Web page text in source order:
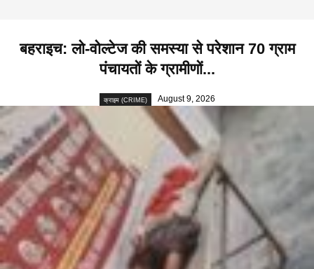
बहराइच: लो-वोल्टेज की समस्या से परेशान 70 ग्राम
पंचायतों के ग्रामीणों...
क्राइम (CRIME) August 9, 2026